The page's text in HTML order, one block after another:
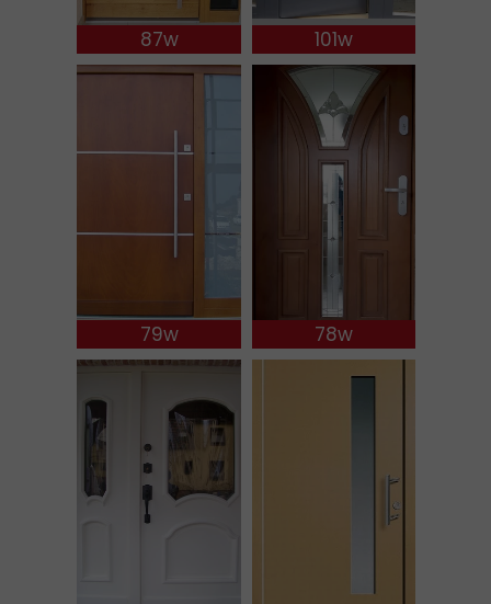
87w 101w
79w 78w